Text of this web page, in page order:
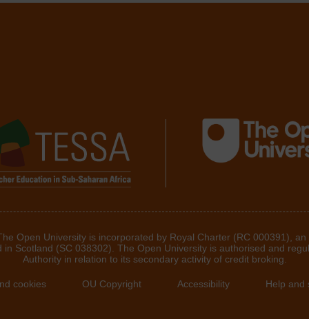
Open University is incorporated by Royal Charter (RC 000391),
in Scotland (SC 038302). The Open University is authorised and
Authority in relation to its secondary activity of credit broking.
cookies OU Copyright Accessibility Help and